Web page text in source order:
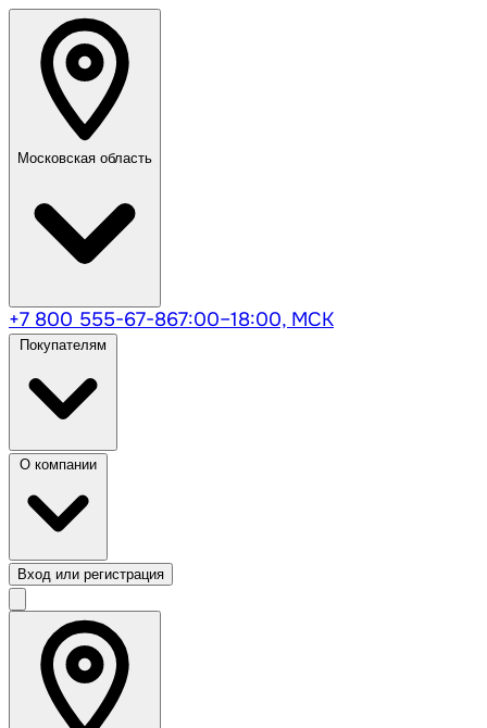
Московская область
+7 800 555-67-867:00–18:00, МСК
Вход или регистрация